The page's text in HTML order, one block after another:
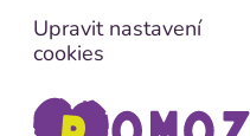
Upravit nastavení
cookies